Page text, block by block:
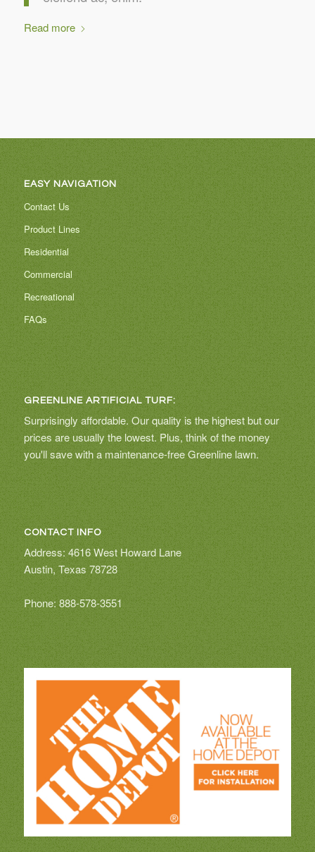
Read more
EASY NAVIGATION
Contact Us
Product Lines
Residential
Commercial
Recreational
FAQs
GREENLINE ARTIFICIAL TURF:
Surprisingly affordable. Our quality is the highest but our
prices are usually the lowest. Plus, think of the money
you'll save with a maintenance-free Greenline lawn.
CONTACT INFO
Address: 4616 West Howard Lane
Austin, Texas 78728
Phone: 888-578-3551